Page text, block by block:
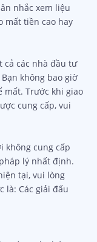
nhắc xem liệu
mất tiền cao hay
cả các nhà đầu tư
không bao giờ
mất. Trước khi giao
cung cấp, vui
không cung cấp
lý nhất định.
tại, vui lòng
là: Các giải đấu